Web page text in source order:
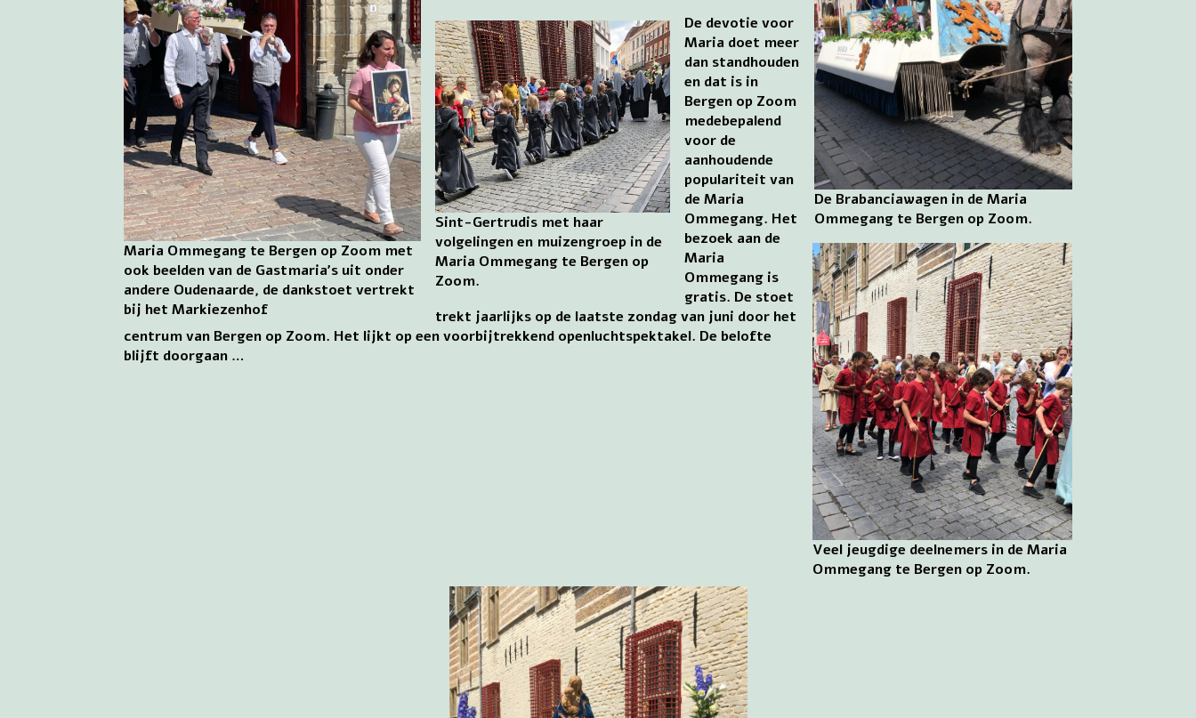
De Brabanciawagen in de Maria
Ommegang te Bergen op Zoom.
Maria Ommegang te Bergen op Zoom met
ook beelden van de Gastmaria’s uit onder
andere Oudenaarde, de dankstoet vertrekt
bij het Markiezenhof
Sint-Gertrudis met haar
volgelingen en muizengroep in de
Maria Ommegang te Bergen op
Zoom.
Veel jeugdige deelnemers in de Maria
Ommegang te Bergen op Zoom.
De devotie voor
Maria doet meer
dan standhouden
en dat is in
Bergen op Zoom
medebepalend
voor de
aanhoudende
populariteit van
de Maria
Ommegang. Het
bezoek aan de
Maria
Ommegang is
gratis. De stoet
trekt jaarlijks op de laatste zondag van juni door het
centrum van Bergen op Zoom. Het lijkt op een voorbijtrekkend openluchtspektakel. De belofte
blijft doorgaan …